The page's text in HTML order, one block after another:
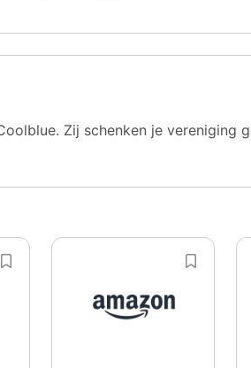
Zij schenken je vereniging